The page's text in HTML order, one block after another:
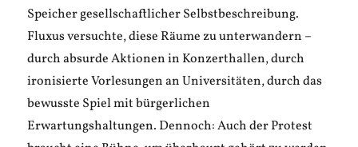
Speicher gesellschaftlicher Selbstbeschreibung.
Fluxus versuchte, diese Räume zu unterwandern –
durch absurde Aktionen in Konzerthallen, durch
ironisierte Vorlesungen an Universitäten, durch das
bewusste Spiel mit bürgerlichen
Erwartungshaltungen. Dennoch: Auch der Protest